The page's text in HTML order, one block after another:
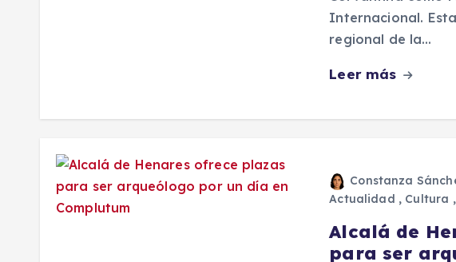
Internacional.
regional de la…
Leer más
Constanza
Actualidad , Cultura ,
Alcalá de
para ser